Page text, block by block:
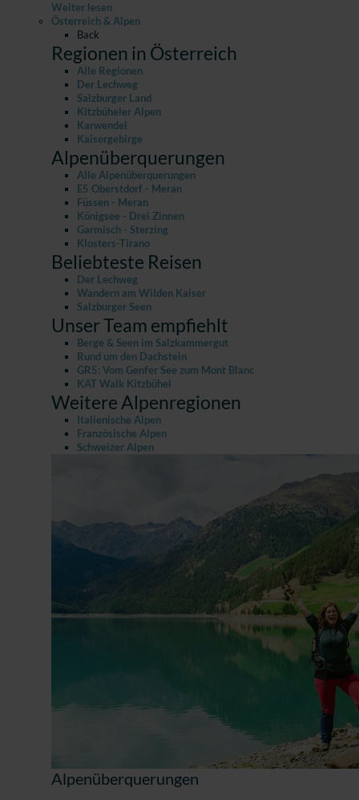
Weiter lesen
Österreich & Alpen
Back
Regionen in Österreich
Alle Regionen
Der Lechweg
Salzburger Land
Kitzbüheler Alpen
Karwendel
Kaisergebirge
Alpenüberquerungen
Alle Alpenüberquerungen
E5 Oberstdorf - Meran
Füssen - Meran
Königsee - Drei Zinnen
Garmisch - Sterzing
Klosters-Tirano
Beliebteste Reisen
Der Lechweg
Wandern am Wilden Kaiser
Salzburger Seen
Unser Team empfiehlt
Berge & Seen im Salzkammergut
Rund um den Dachstein
GR5: Vom Genfer See zum Mont Blanc
KAT Walk Kitzbühel
Weitere Alpenregionen
Italienische Alpen
Französische Alpen
Schweizer Alpen
Alpenüberquerungen